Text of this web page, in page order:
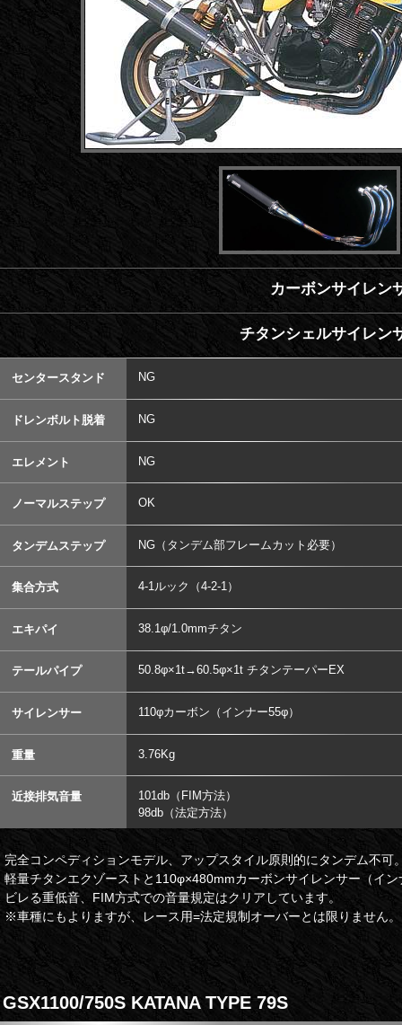
カーボンサイレン
チタンシェルサイレン
センタースタンド NG
ドレンボルト脱着 NG
エレメント NG
ノーマルステップ OK
タンデムステップ NG（タンデム部フレームカット必要）
集合方式 4-1ルック（4-2-1）
エキパイ 38.1φ/1.0mmチタン
テールパイプ 50.8φ×1t→60.5φ×1t チタンテーパーEX
サイレンサー 110φカーボン（インナー55φ）
重量 3.76Kg
近接排気音量
101db（FIM方法）
98db（法定方法）
完全コンペディションモデル、アップスタイル原則的にタンデム不可
軽量チタンエクゾーストと110φ×480mmカーボンサイレンサー（イ
ビレる重低音、FIM方式での音量規定はクリアしています。
※車種にもよりますが、レース用=法定規制オーバーとは限りません。
GSX1100/750S KATANA TYPE 79S